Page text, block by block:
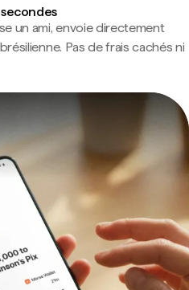
un ami, envoie directement
Pas de frais cachés ni